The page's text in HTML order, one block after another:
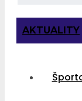
AKTUALITY